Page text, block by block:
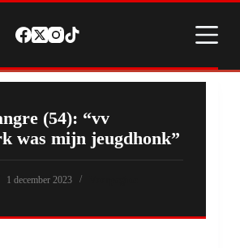
(54): “vv
was mijn jeugdhonk”
1 december 2023